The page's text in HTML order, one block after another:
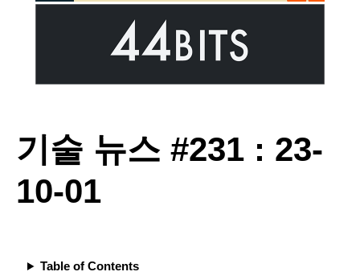
기술 뉴스 #231 : 23-
10-01
Table of Contents